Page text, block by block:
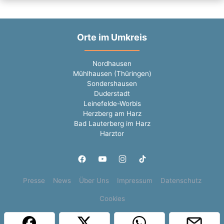
Orte im Umkreis
Nordhausen
Mühlhausen (Thüringen)
Sondershausen
Duderstadt
Leinefelde-Worbis
Herzberg am Harz
Bad Lauterberg im Harz
Harztor
Presse News Über Uns Impressum Datenschutz
Cookies